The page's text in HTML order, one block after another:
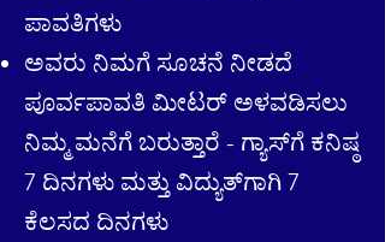
ಪಾವತಿಗಳು
ಅವರು ನಿಮಗೆ ಸೂಚನೆ ನೀಡದೆ
ಪೂರ್ವಪಾವತಿ ಮೀಟರ್ ಅಳವಡಿಸಲು
ನಿಮ್ಮ ಮನೆಗೆ ಬರುತ್ತಾರೆ - ಗ್ಯಾಸ್‌ಗೆ ಕನಿಷ್ಠ
7 ದಿನಗಳು ಮತ್ತು ವಿದ್ಯುತ್‌ಗಾಗಿ 7
ಕೆಲಸದ ದಿನಗಳು